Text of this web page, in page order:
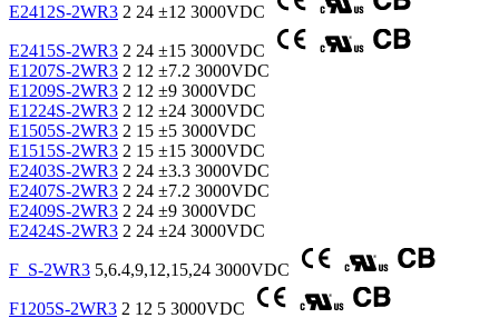
E2412S-2WR3 2 24 ±12 3000VDC
E2415S-2WR3 2 24 ±15 3000VDC
E1207S-2WR3 2 12 ±7.2 3000VDC
E1209S-2WR3 2 12 ±9 3000VDC
E1224S-2WR3 2 12 ±24 3000VDC
E1505S-2WR3 2 15 ±5 3000VDC
E1515S-2WR3 2 15 ±15 3000VDC
E2403S-2WR3 2 24 ±3.3 3000VDC
E2407S-2WR3 2 24 ±7.2 3000VDC
E2409S-2WR3 2 24 ±9 3000VDC
E2424S-2WR3 2 24 ±24 3000VDC
F_S-2WR3 5,6.4,9,12,15,24 3000VDC
F1205S-2WR3 2 12 5 3000VDC